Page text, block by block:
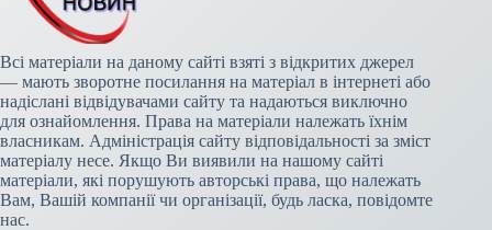
Всі матеріали на даному сайті взяті з відкритих джерел
— мають зворотне посилання на матеріал в інтернеті або
надіслані відвідувачами сайту та надаються виключно
для ознайомлення. Права на матеріали належать їхнім
власникам. Адміністрація сайту відповідальності за зміст
матеріалу несе. Якщо Ви виявили на нашому сайті
матеріали, які порушують авторські права, що належать
Вам, Вашій компанії чи організації, будь ласка, повідомте
нас.